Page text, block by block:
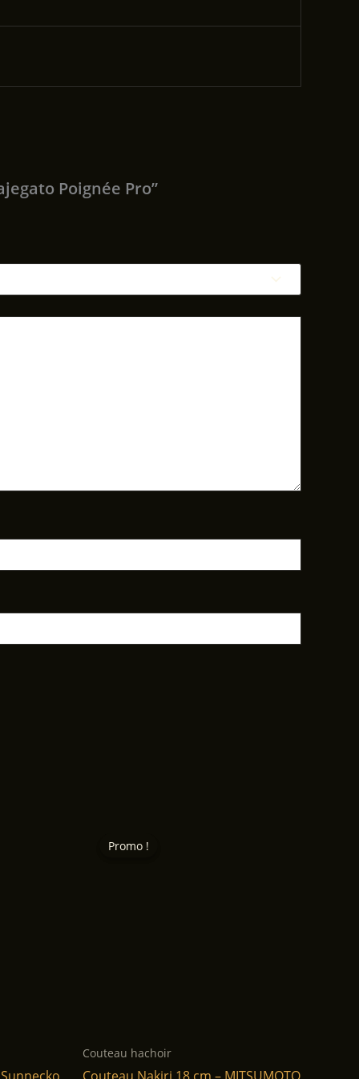
Poignée Pro”
Promo !
Promo !
Couteau hachoir